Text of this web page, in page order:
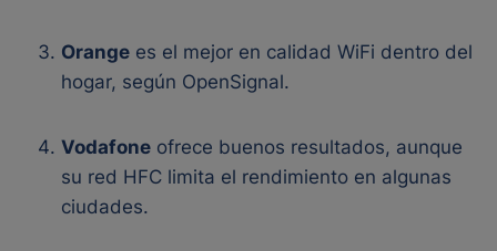
Orange es el mejor en calidad WiFi dentro del
hogar, según OpenSignal.
Vodafone ofrece buenos resultados, aunque
su red HFC limita el rendimiento en algunas
ciudades.